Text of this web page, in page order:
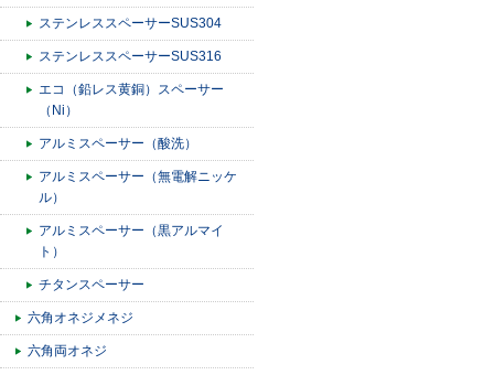
ステンレススペーサーSUS304
ステンレススペーサーSUS316
エコ（鉛レス黄銅）スペーサー
（Ni）
アルミスペーサー（酸洗）
アルミスペーサー（無電解ニッケ
ル）
アルミスペーサー（黒アルマイ
ト）
チタンスペーサー
六角オネジメネジ
六角両オネジ